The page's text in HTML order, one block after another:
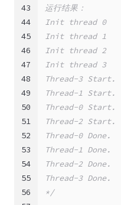
43
44
45
46
47
48
49
50
51
52
53
54
55
56
运行结果：
Init thread 0
Init thread 1
Init thread 2
Init thread 3
Thread-3 Start.
Thread-1 Start.
Thread-0 Start.
Thread-2 Start.
Thread-0 Done.
Thread-1 Done.
Thread-2 Done.
Thread-3 Done.
*/